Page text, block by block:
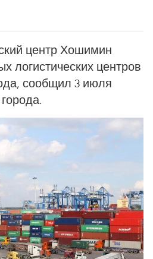
центр Хошимин
логистических центров
сообщил 3 июля